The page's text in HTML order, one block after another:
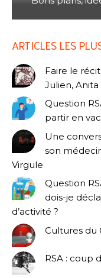
ARTICLES LES
Faire le
Julien,
Question
partir en
Une
son
Virgule
Question
dois-je
d’activité ?
Cultures du
RSA : coup